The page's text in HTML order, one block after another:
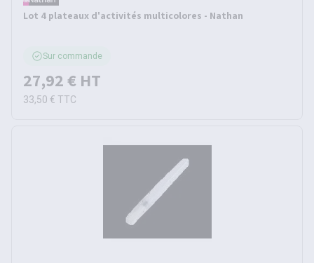
Lot 4 plateaux d'activités multicolores - Nathan
Sur commande
27,92 € HT
33,50 € TTC